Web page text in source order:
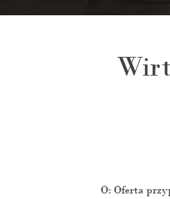
O: Oferta